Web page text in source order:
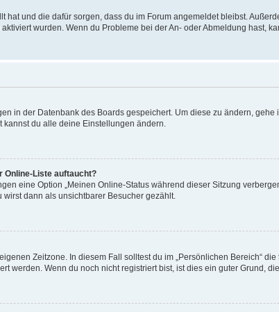
hat und die dafür sorgen, dass du im Forum angemeldet bleibst.
wurden. Wenn du Probleme bei der An- oder Abmeldung hast,
in der Datenbank des Boards gespeichert. Um diese zu ändern,
du alle deine Einstellungen ändern.
Online-Liste auftaucht?
eine Option „Meinen Online-Status während dieser Sitzung
dann als unsichtbarer Besucher gezählt.
Zeitzone. In diesem Fall solltest du im „Persönlichen Bereich“
werden. Wenn du noch nicht registriert bist, ist dies ein guter Grund,